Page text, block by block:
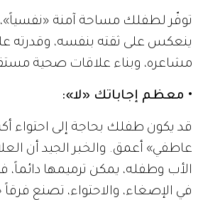
توفّر لطفلك مساحة آمنة «نفسياً»،
ينعكس على ثقته بنفسه، وقدرته
مشاعره، وبناء علاقات صحية
• معظم إجاباتك «لا»:
قد يكون طفلك بحاجة إلى احتواء
عاطفي» أعمق. والخبر الجيد أن
الأب وطفله، يمكن ترميمها
في الإصغاء، والاحتواء، تصنع فرقاً